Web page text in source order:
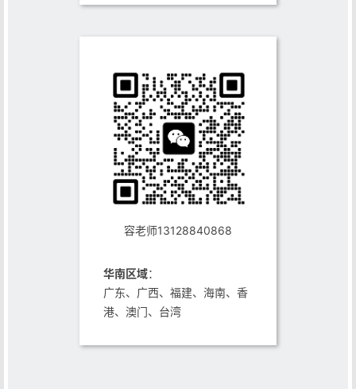
容老师13128840868
华南区域：
广东、广西、福建、海南、香
港、澳门、台湾